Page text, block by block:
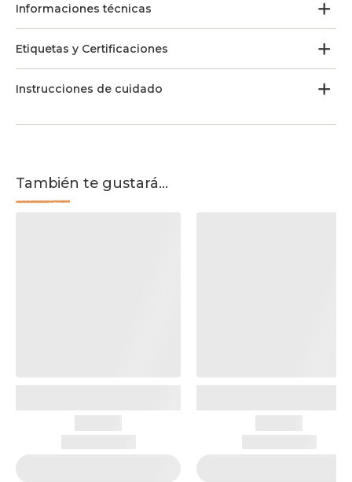
Informaciones técnicas
Etiquetas y Certificaciones
Instrucciones de cuidado
También te gustará...